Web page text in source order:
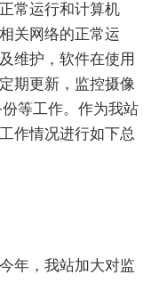
常运行和计算机
关网络的正常运
维护，软件在使用
期更新，监控摄像
等工作。作为我站
作情况进行如下总
年，我站加大对监